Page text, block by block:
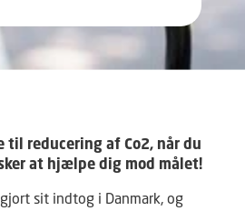
til reducering af Co2, når du
at hjælpe dig mod målet!
sit indtog i Danmark, og